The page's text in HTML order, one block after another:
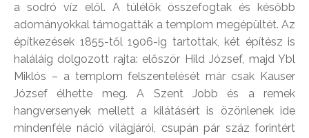
a sodró víz elől. A túlélők összefogtak és később
adományokkal támogatták a templom megépültét. Az
építkezések 1855-től 1906-ig tartottak, két építész is
haláláig dolgozott rajta: először Hild József, majd Ybl
Miklós – a templom felszentelését már csak Kauser
József élhette meg. A Szent Jobb és a remek
hangversenyek mellett a kilátásért is özönlenek ide
mindenféle náció világjárói, csupán pár száz forintért